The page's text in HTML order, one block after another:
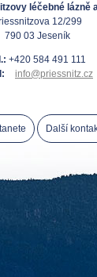
léčebné lázně
12/299
790 03 Jeseník
+420 584 491 111
info@priessnitz.cz
Další